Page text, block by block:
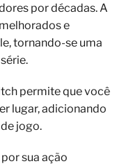
por décadas. A
e
tornando-se uma
permite que você
lugar, adicionando
jogo.
sua ação